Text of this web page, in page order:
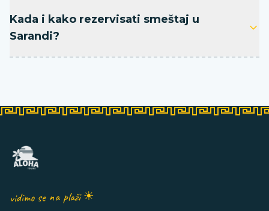
Kada i kako rezervisati smeštaj u
Sarandi?
vidimo se na plaži ☀